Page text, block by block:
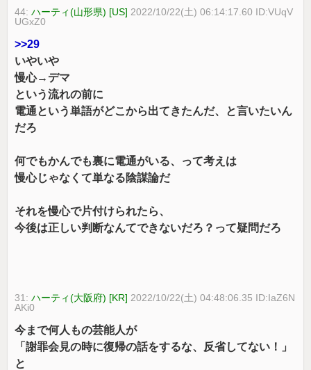
44:ハーティ(山形県) [US] 2022/10/22(土) 06:14:17.60 ID:VUqV
UGxZ0
>>29
いやいや
慢心→デマ
という流れの前に
電通という単語がどこから出てきたんだ、と言いたいん
だろ
何でもかんでも裏に電通がいる、って考えは
慢心じゃなくて単なる陰謀論だ
それを慢心で片付けられたら、
今後は正しい判断なんてできないだろ？って疑問だろ
31:ハーティ(大阪府) [KR] 2022/10/22(土) 04:48:06.35 ID:IaZ6N
AKi0
今まで何人もの芸能人が
「謝罪会見の時に復帰の話をするな、反省してない！」
と